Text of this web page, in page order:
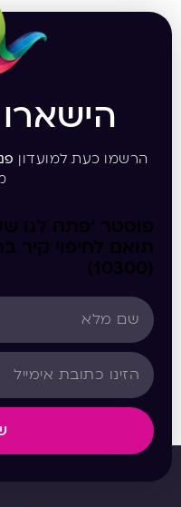
הרשמו כעת למועדון
פוסטר ‘פתח לנו
תואם לחיפוי קיר
(10300)